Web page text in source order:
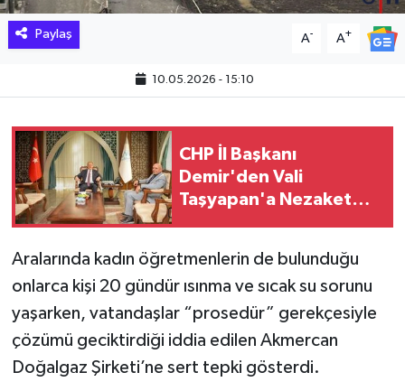
Paylaş A- A+
10.05.2026 - 15:10
CHP İl Başkanı
Demir'den Vali
Taşyapan'a Nezaket
Aralarında kadın öğretmenlerin de bulunduğu
onlarca kişi 20 gündür ısınma ve sıcak su sorunu
yaşarken, vatandaşlar “prosedür” gerekçesiyle
çözümü geciktirdiği iddia edilen Akmercan
Doğalgaz Şirketi’ne sert tepki gösterdi.
MAKALE
POLİTİKA
REKLAM
SAĞLIK
SİYASET
SPOR
TARİH
TEKNOLOJİ